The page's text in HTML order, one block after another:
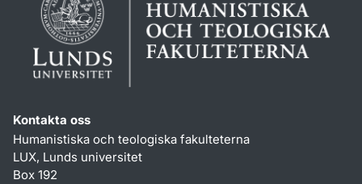
Kontakta oss
Humanistiska och teologiska fakulteterna
LUX, Lunds universitet
Box 192